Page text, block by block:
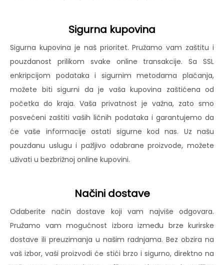
Sigurna kupovina
Sigurna kupovina je naš prioritet. Pružamo vam zaštitu i
pouzdanost prilikom svake online transakcije. Sa SSL
enkripcijom podataka i sigurnim metodama plaćanja,
možete biti sigurni da je vaša kupovina zaštićena od
početka do kraja. Vaša privatnost je važna, zato smo
posvećeni zaštiti vaših ličnih podataka i garantujemo da
će vaše informacije ostati sigurne kod nas. Uz našu
pouzdanu uslugu i pažljivo odabrane proizvode, možete
uživati u bezbrižnoj online kupovini.
Načini dostave
Odaberite način dostave koji vam najviše odgovara.
Pružamo vam mogućnost izbora između brze kurirske
dostave ili preuzimanja u našim radnjama. Bez obzira na
vaš izbor, vaši proizvodi će stići brzo i sigurno, direktno na